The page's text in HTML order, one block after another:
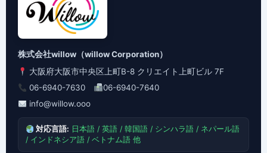
株式会社willow（willow Corporation）
大阪府大阪市中央区上町B-8 クリエイト上町ビル 7F
06-6940-7630
06-6940-7640
info@willow.ooo
対応言語: 日本語 / 英語 / 韓国語 / シンハラ語 / ネパール語
/ インドネシア語 / ベトナム語 他